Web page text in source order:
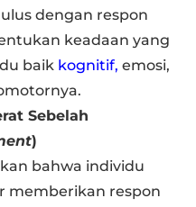
dengan respon
keadaan yang
baik kognitif, emosi,
Sebelah
)
bahwa individu
memberikan respon